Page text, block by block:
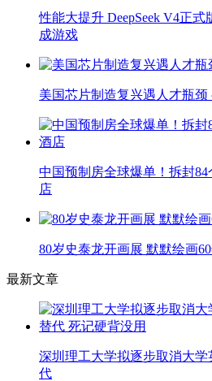
性能大提升 DeepSeek V4正
成游戏
美国芯片制造复兴遇人才瓶
中国预制房全球爆单！拆封
店
80岁史泰龙开画展 默默绘画
最新文章
深圳理工大学拟逐步取消大
代